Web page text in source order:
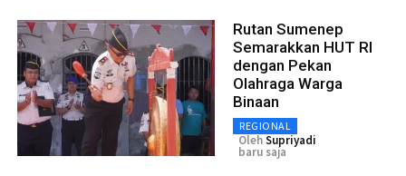
Rutan Sumenep
Semarakkan HUT RI
dengan Pekan
Olahraga Warga
Binaan
REGIONAL
OlehSupriyadi
baru saja